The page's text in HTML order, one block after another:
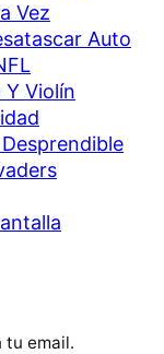
Vez
Auto
Y Violín
email.